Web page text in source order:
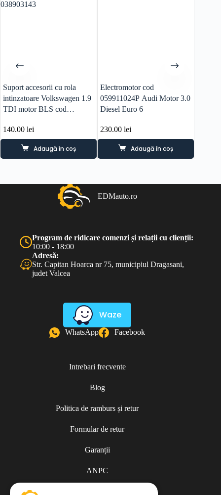
Suport accesorii cu rola
intinzatoare Volkswagen 1.9
TDI motor BLS cod
140.00 lei
Adaugă în coș
Electromotor cod
059911024P Audi Motor 3.0
Diesel Euro 6
230.00lei
Adaugă în coș
EDMauto.ro
Program de ridicare comenzi și relații cu clienții:
10:00 - 18:00
Adresă:
Str. Capitan Hoarca nr 75, municipiul Dragasani,
judet Valcea
Waze
WhatsApp Facebook
Intrebari frecvente
Blog
Politica de ramburs și retur
Formular de retur
Garanții
ANPC